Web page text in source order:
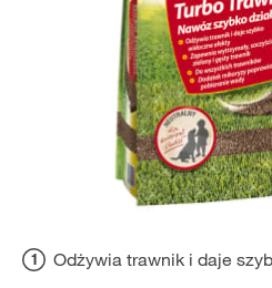
Odżywia trawnik i daje